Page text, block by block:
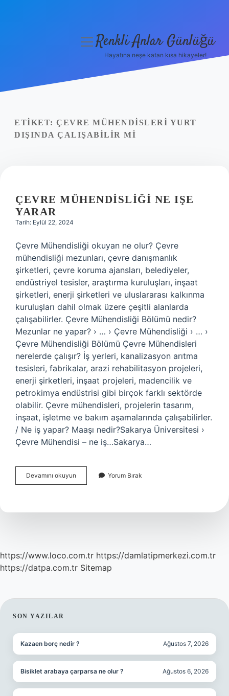
Yasal Uyarı
menüyüRenkli Anlar Günlüğü
Hayatına neşe katan kısa hikayeler!
ETIKET: ÇEVRE MÜHENDISLERI YURT
DIŞINDA ÇALIŞABILIR MI
ÇEVRE MÜHENDISLIĞI NE IŞE
YARAR
Tarih: Eylül 22, 2024
Çevre Mühendisliği okuyan ne olur? Çevre
mühendisliği mezunları, çevre danışmanlık
şirketleri, çevre koruma ajansları, belediyeler,
endüstriyel tesisler, araştırma kuruluşları, inşaat
şirketleri, enerji şirketleri ve uluslararası kalkınma
kuruluşları dahil olmak üzere çeşitli alanlarda
çalışabilirler. Çevre Mühendisliği Bölümü nedir?
Mezunlar ne yapar? › … › Çevre Mühendisliği › … ›
Çevre Mühendisliği Bölümü Çevre Mühendisleri
nerelerde çalışır? İş yerleri, kanalizasyon arıtma
tesisleri, fabrikalar, arazi rehabilitasyon projeleri,
enerji şirketleri, inşaat projeleri, madencilik ve
petrokimya endüstrisi gibi birçok farklı sektörde
olabilir. Çevre mühendisleri, projelerin tasarım,
inşaat, işletme ve bakım aşamalarında çalışabilirler.
/ Ne iş yapar? Maaşı nedir?Sakarya Üniversitesi ›
Çevre Mühendisi – ne iş…Sakarya…
Devamını okuyun
Mühendisliği
Yarar
Yorum Bırak
https://www.loco.com.tr https://damlatipmerkezi.com.tr
https://datpa.com.tr Sitemap
SIDEBAR
SON YAZILAR
Kazaen borç nedir ? Ağustos 7, 2026
Bisiklet arabaya çarparsa ne olur ? Ağustos 6, 2026